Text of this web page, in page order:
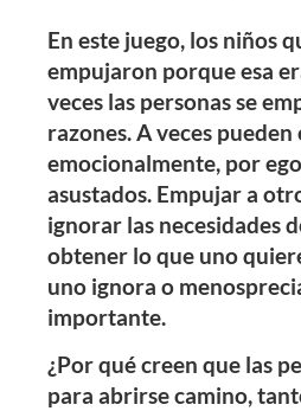
En este juego, los niños
empujaron porque esa
veces las personas se
razones. A veces
emocionalmente, por
asustados. Empujar a
ignorar las necesidades
obtener lo que uno
uno ignora o
importante.
¿Por qué creen que las
para abrirse camino,